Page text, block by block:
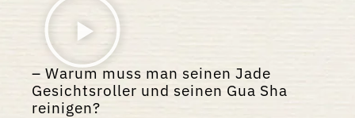
Warum muss man seinen Jade
Gesichtsroller und seinen Gua Sha
reinigen?